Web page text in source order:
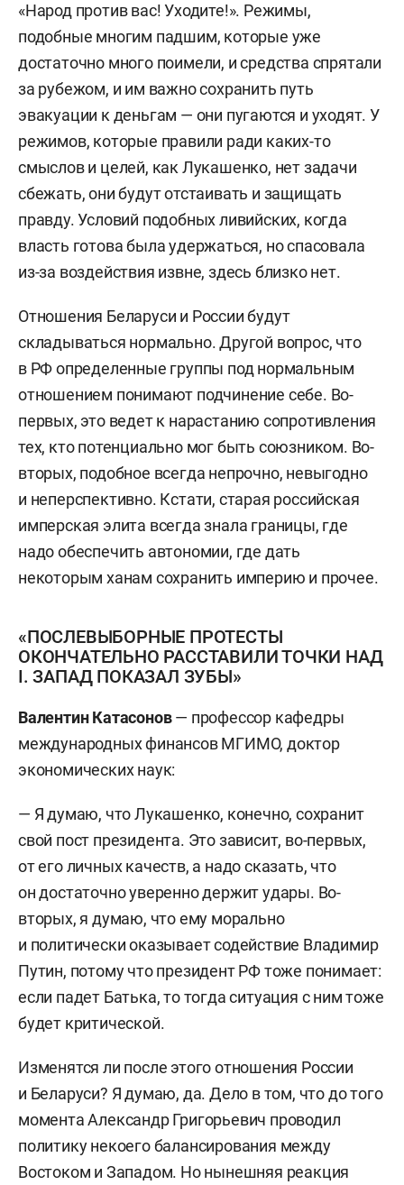
«Народ против вас! Уходите!». Режимы,
подобные многим падшим, которые уже
достаточно много поимели, и средства спрятали
за рубежом, и им важно сохранить путь
эвакуации к деньгам — они пугаются и уходят. У
режимов, которые правили ради каких-то
смыслов и целей, как Лукашенко, нет задачи
сбежать, они будут отстаивать и защищать
правду. Условий подобных ливийских, когда
власть готова была удержаться, но спасовала
из-за воздействия извне, здесь близко нет.
Отношения Беларуси и России будут
складываться нормально. Другой вопрос, что
в РФ определенные группы под нормальным
отношением понимают подчинение себе. Во-
первых, это ведет к нарастанию сопротивления
тех, кто потенциально мог быть союзником. Во-
вторых, подобное всегда непрочно, невыгодно
и неперспективно. Кстати, старая российская
имперская элита всегда знала границы, где
надо обеспечить автономии, где дать
некоторым ханам сохранить империю и прочее.
«ПОСЛЕВЫБОРНЫЕ ПРОТЕСТЫ
ОКОНЧАТЕЛЬНО РАССТАВИЛИ ТОЧКИ НАД
I. ЗАПАД ПОКАЗАЛ ЗУБЫ»
Валентин Катасонов— профессор кафедры
международных финансов МГИМО, доктор
экономических наук:
— Я думаю, что Лукашенко, конечно, сохранит
свой пост президента. Это зависит, во-первых,
от его личных качеств, а надо сказать, что
он достаточно уверенно держит удары. Во-
вторых, я думаю, что ему морально
и политически оказывает содействие Владимир
Путин, потому что президент РФ тоже понимает:
если падет Батька, то тогда ситуация с ним тоже
будет критической.
Изменятся ли после этого отношения России
и Беларуси? Я думаю, да. Дело в том, что до того
момента Александр Григорьевич проводил
политику некоего балансирования между
Востоком и Западом. Но нынешняя реакция